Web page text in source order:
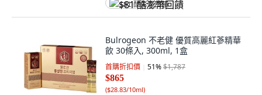
$81 酷澎幣回饋
Bulrogeon 不老健 優質高麗紅蔘精華
飲 30條入, 300ml, 1盒
首購折扣價 51%$1,787
$865
($28.83/10ml)